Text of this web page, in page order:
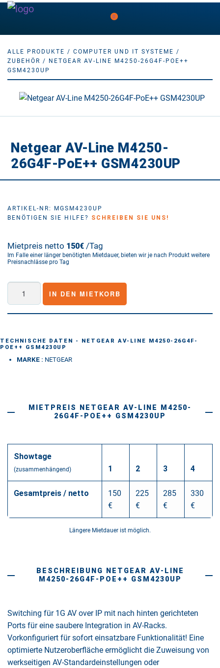
0
ALLE PRODUKTE / COMPUTER UND IT SYSTEME /
ZUBEHÖR / NETGEAR AV-LINE M4250-26G4F-POE++
GSM4230UP
Netgear AV-Line M4250-
26G4F-PoE++ GSM4230UP
ARTIKEL-NR: MGSM4230UP
BENÖTIGEN SIE HILFE? SCHREIBEN SIE UNS!
Mietpreis netto 150€ /Tag
Im Falle einer länger benötigten Mietdauer, bieten wir je nach Produkt weitere
Preisnachlässe pro Tag
Line
26G4F-
PoE++
GSM4230UP
IN DEN MIETKORB
TECHNISCHE DATEN - NETGEAR AV-LINE M4250-26G4F-
POE++ GSM4230UP
MARKE : NETGEAR
MIETPREIS NETGEAR AV-LINE M4250-
26G4F-POE++ GSM4230UP
Showtage
(zusammenhängend) 1 2 3 4
Gesamtpreis / netto
150
€
225
€
285
€
330
€
Längere Mietdauer ist möglich.
BESCHREIBUNG NETGEAR AV-LINE
M4250-26G4F-POE++ GSM4230UP
Switching für 1G AV over IP mit nach hinten gerichteten
Ports für eine saubere Integration in AV-Racks.
Vorkonfiguriert für sofort einsatzbare Funktionalität! Eine
optimierte Nutzeroberfläche ermöglicht die Zuweisung von
werkseitigen AV-Standardeinstellungen oder